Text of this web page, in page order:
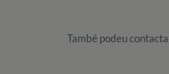
També podeu